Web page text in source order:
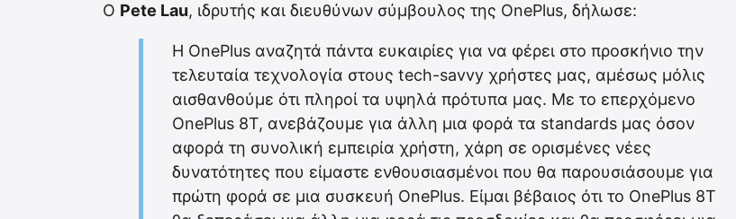
Ο Pete Lau, ιδρυτής και διευθύνων σύμβουλος της OnePlus, δήλωσε:
Η OnePlus αναζητά πάντα ευκαιρίες για να φέρει στο προσκήνιο την
τελευταία τεχνολογία στους tech-savvy χρήστες μας, αμέσως μόλις
αισθανθούμε ότι πληροί τα υψηλά πρότυπα μας. Με το επερχόμενο
OnePlus 8T, ανεβάζουμε για άλλη μια φορά τα standards μας όσον
αφορά τη συνολική εμπειρία χρήστη, χάρη σε ορισμένες νέες
δυνατότητες που είμαστε ενθουσιασμένοι που θα παρουσιάσουμε για
πρώτη φορά σε μια συσκευή OnePlus. Είμαι βέβαιος ότι το OnePlus 8T